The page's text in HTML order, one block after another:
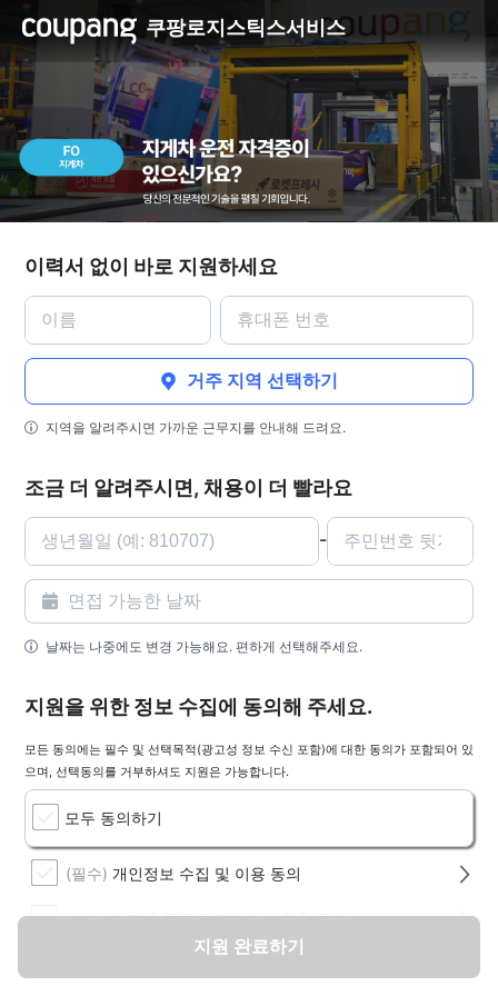
쿠팡로지스틱스서비스
이력서 없이 바로 지원하세요
거주 지역 선택하기
지역을 알려주시면 가까운 근무지를 안내해 드려요.
조금 더 알려주시면, 채용이 더 빨라요
-
날짜는 나중에도 변경 가능해요. 편하게 선택해주세요.
지원을 위한 정보 수집에 동의해 주세요.
모든 동의에는 필수 및 선택목적(광고성 정보 수신 포함)에 대한 동의가 포함되어 있
으며, 선택동의를 거부하셔도 지원은 가능합니다.
모두 동의하기
(필수) 개인정보 수집 및 이용 동의
(선택) 인재풀 등록용 개인정보 활용 동의
지원 완료하기